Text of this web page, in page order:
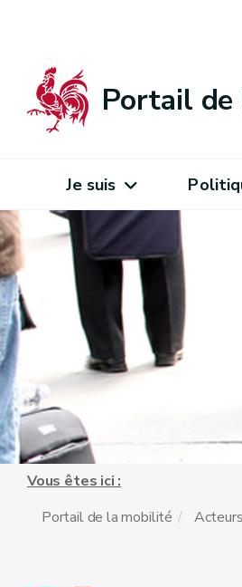
Portail
Je suis
Vous êtes ici :
Portail de la mobilité
Acteurs